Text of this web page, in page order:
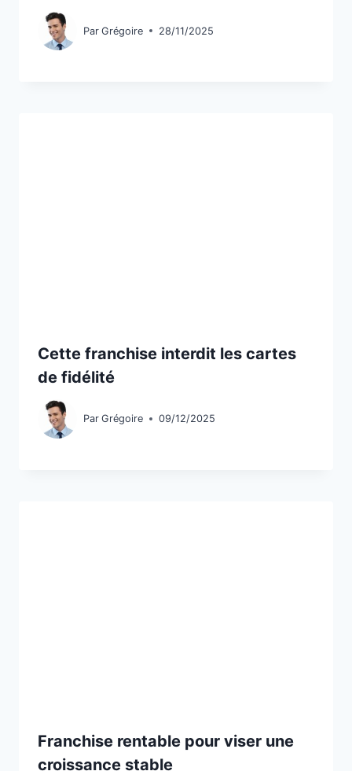
Par Grégoire 28/11/2025
Cette franchise interdit les cartes
de fidélité
Par Grégoire 09/12/2025
Franchise rentable pour viser une
croissance stable